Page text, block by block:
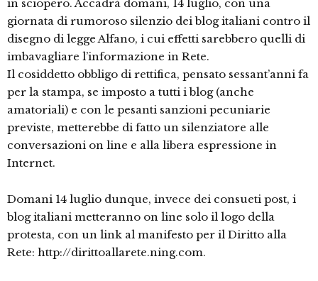
in sciopero. Accadrà domani, 14 luglio, con una
giornata di rumoroso silenzio dei blog italiani contro il
disegno di legge Alfano, i cui effetti sarebbero quelli di
imbavagliare l’informazione in Rete.
Il cosiddetto obbligo di rettifica, pensato sessant’anni fa
per la stampa, se imposto a tutti i blog (anche
amatoriali) e con le pesanti sanzioni pecuniarie
previste, metterebbe di fatto un silenziatore alle
conversazioni on line e alla libera espressione in
Internet.
Domani 14 luglio dunque, invece dei consueti post, i
blog italiani metteranno on line solo il logo della
protesta, con un link al manifesto per il Diritto alla
Rete: http://dirittoallarete.ning.com.